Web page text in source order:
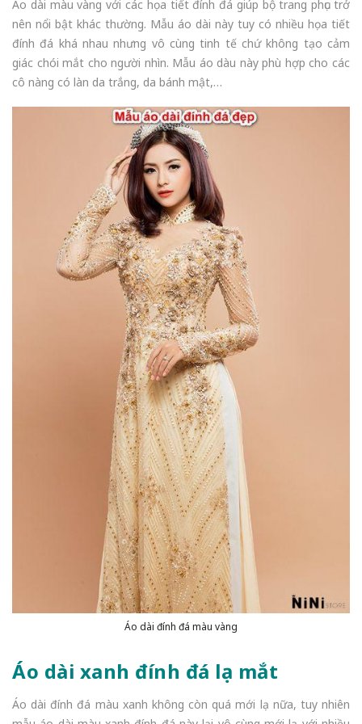
Áo dài màu vàng với các họa tiết đính đá giúp bộ trang phục trở
nên nổi bật khác thường. Mẫu áo dài này tuy có nhiều họa tiết
đính đá khá nhau nhưng vô cùng tinh tế chứ không tạo cảm
giác chói mắt cho người nhìn. Mẫu áo dàu này phù hợp cho các
cô nàng có làn da trắng, da bánh mật,…
Áo dài đính đá màu vàng
Áo dài xanh đính đá lạ mắt
Áo dài đính đá màu xanh không còn quá mới lạ nữa, tuy nhiên